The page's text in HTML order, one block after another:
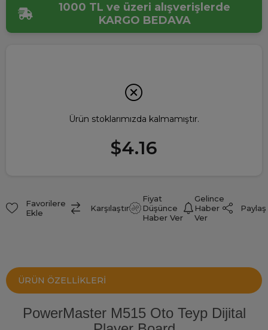
1000 TL ve üzeri alışverişlerde
KARGO BEDAVA
Ürün stoklarımızda kalmamıştır.
$4.16
Favorilere
Ekle
Karşılaştır
Fiyat
Düşünce
Haber Ver
Gelince
Haber
Ver
Paylaş
ÜRÜN ÖZELLIKLERI
PowerMaster M515 Oto Teyp Dijital